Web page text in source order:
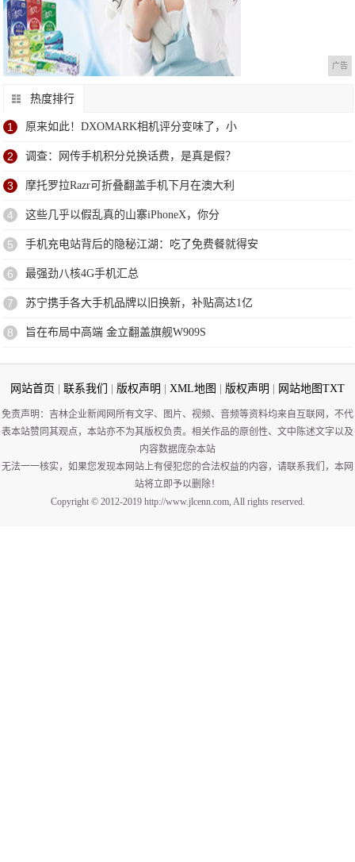
广告
热度排行
1 原来如此！DXOMARK相机评分变味了，小
2 调查：网传手机积分兑换话费，是真是假？
3 摩托罗拉Razr可折叠翻盖手机下月在澳大利
4 这些几乎以假乱真的山寨iPhoneX，你分
5 手机充电站背后的隐秘江湖：吃了免费餐就得安
6 最强劲八核4G手机汇总
7 苏宁携手各大手机品牌以旧换新，补贴高达1亿
8 旨在布局中高端 金立翻盖旗舰W909S
网站首页 联系我们 版权声明 XML地图 版权声明 网站地图TXT
免责声明：吉林企业新闻网所有文字、图片、视频、音频等资料均来自互联网，不代
表本站赞同其观点，本站亦不为其版权负责。相关作品的原创性、文中陈述文字以及
内容数据庞杂本站
无法一一核实，如果您发现本网站上有侵犯您的合法权益的内容，请联系我们，本网
站将立即予以删除！
Copyright © 2012-2019 http://www.jlcenn.com, All rights reserved.